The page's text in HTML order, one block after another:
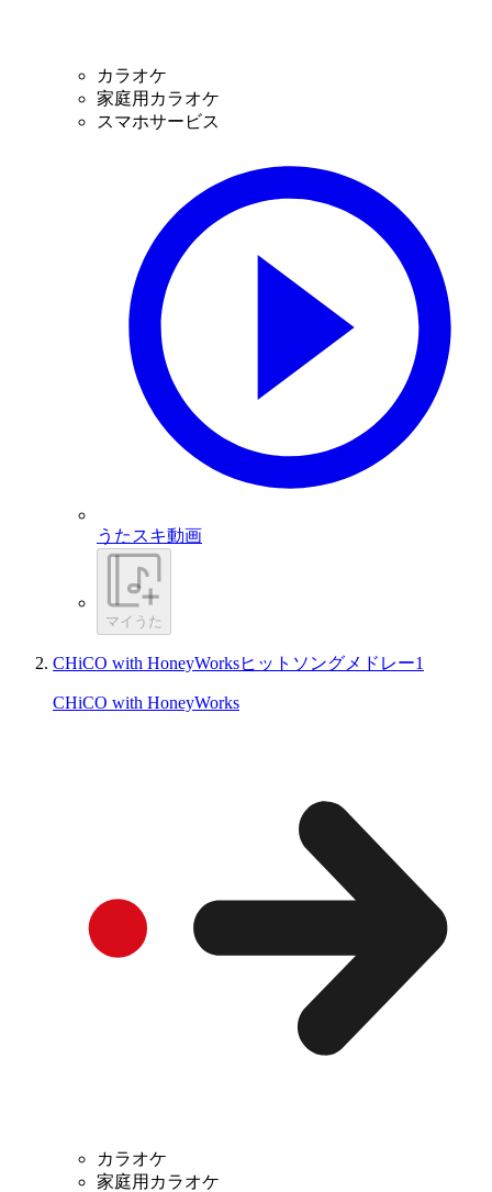
カラオケ
家庭用カラオケ
スマホサービス
うたスキ動画
マイうた
CHiCO with HoneyWorksヒットソングメドレー1
CHiCO with HoneyWorks
カラオケ
家庭用カラオケ